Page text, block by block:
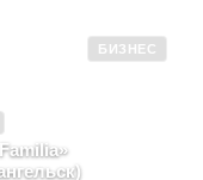
БИЗНЕС